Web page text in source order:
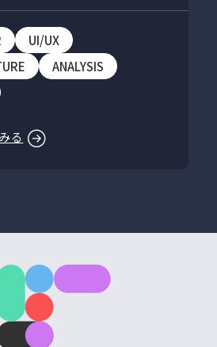
UI/UX
ANALYSIS
る